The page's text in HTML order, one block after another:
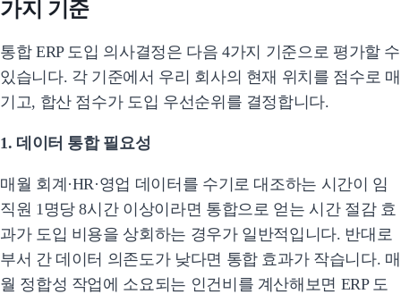
가지 기준
통합 ERP 도입 의사결정은 다음 4가지 기준으로 평가할 수
있습니다. 각 기준에서 우리 회사의 현재 위치를 점수로 매
기고, 합산 점수가 도입 우선순위를 결정합니다.
1. 데이터 통합 필요성
매월 회계·HR·영업 데이터를 수기로 대조하는 시간이 임
직원 1명당 8시간 이상이라면 통합으로 얻는 시간 절감 효
과가 도입 비용을 상회하는 경우가 일반적입니다. 반대로
부서 간 데이터 의존도가 낮다면 통합 효과가 작습니다. 매
월 정합성 작업에 소요되는 인건비를 계산해보면 ERP 도